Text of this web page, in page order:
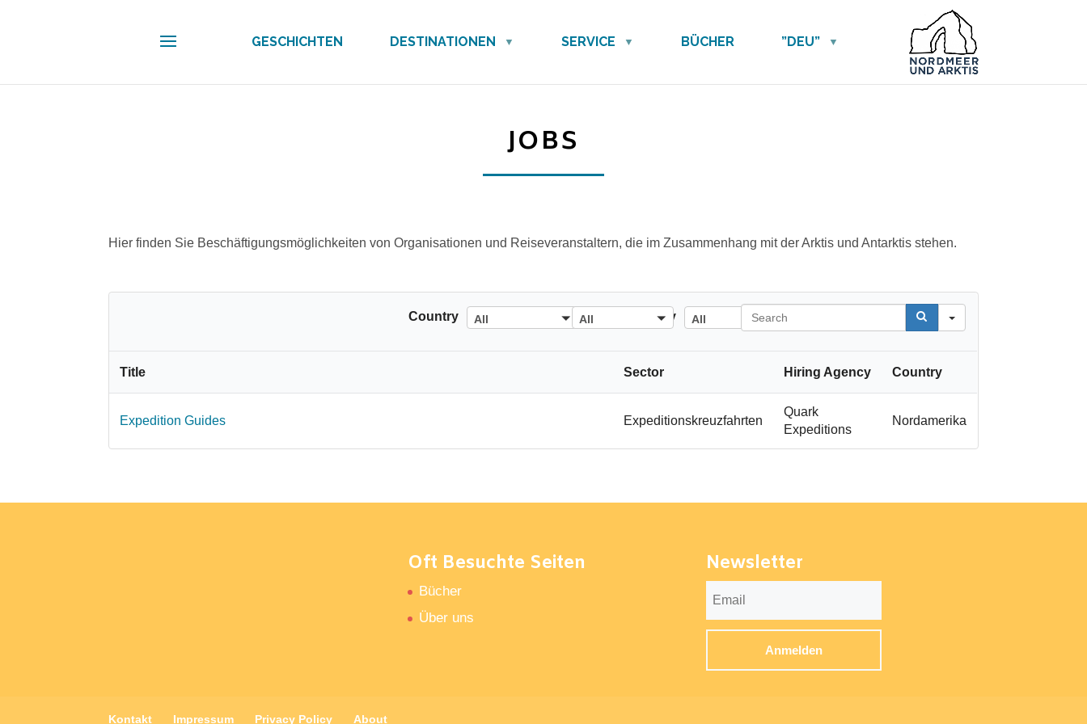
GESCHICHTEN DESTINATIONEN SERVICE BÜCHER ”DEU”
JOBS
Hier finden Sie Beschäftigungsmöglichkeiten von Organisationen und Reiseveranstaltern, die im Zusammenhang mit der Arktis und Antarktis stehen.
Country AllAll Sector AllAll Agency AllAll
Search
Title Sector Hiring Agency Country
Expedition Guides Expeditionskreuzfahrten
Quark
Expeditions
Nordamerika
Oft Besuchte Seiten
Bücher
Über uns
Newsletter
Kontakt Impressum Privacy Policy About